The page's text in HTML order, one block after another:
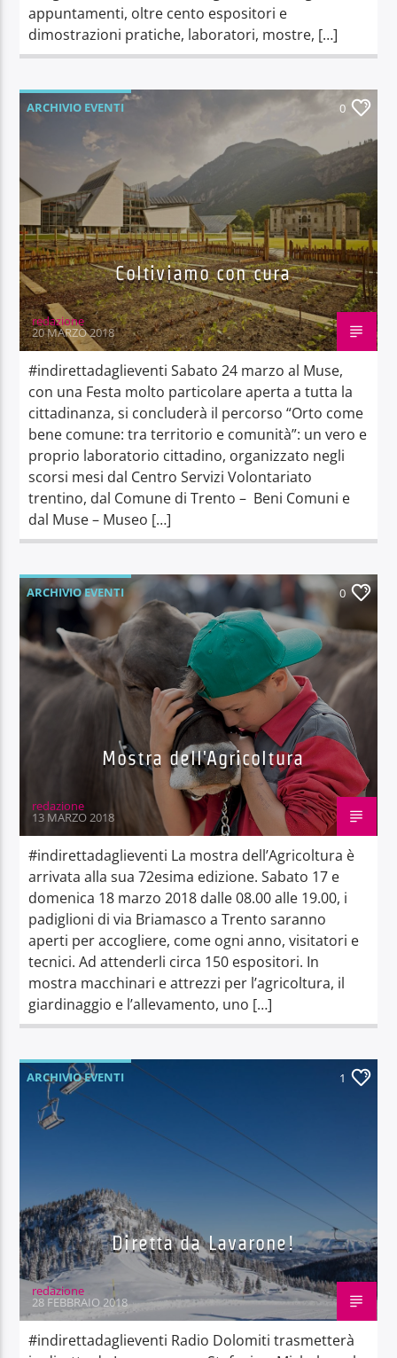
appuntamenti, oltre cento espositori e
dimostrazioni pratiche, laboratori, mostre, […]
ARCHIVIO EVENTI 0
Coltiviamo con cura
redazione
20 MARZO 2018
#indirettadaglieventi Sabato 24 marzo al Muse,
con una Festa molto particolare aperta a tutta la
cittadinanza, si concluderà il percorso “Orto come
bene comune: tra territorio e comunità”: un vero e
proprio laboratorio cittadino, organizzato negli
scorsi mesi dal Centro Servizi Volontariato
trentino, dal Comune di Trento – Beni Comuni e
dal Muse – Museo […]
ARCHIVIO EVENTI 0
Mostra dell'Agricoltura
redazione
13 MARZO 2018
#indirettadaglieventi La mostra dell’Agricoltura è
arrivata alla sua 72esima edizione. Sabato 17 e
domenica 18 marzo 2018 dalle 08.00 alle 19.00, i
padiglioni di via Briamasco a Trento saranno
aperti per accogliere, come ogni anno, visitatori e
tecnici. Ad attenderli circa 150 espositori. In
mostra macchinari e attrezzi per l’agricoltura, il
giardinaggio e l’allevamento, uno […]
ARCHIVIO EVENTI 1
Diretta da Lavarone!
redazione
28 FEBBRAIO 2018
#indirettadaglieventi Radio Dolomiti trasmetterà